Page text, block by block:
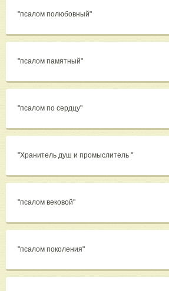
"псалом полюбовный"
"псалом памятный"
"псалом по сердцу"
"Хранитель душ и промыслитель "
"псалом вековой"
"псалом поколения"